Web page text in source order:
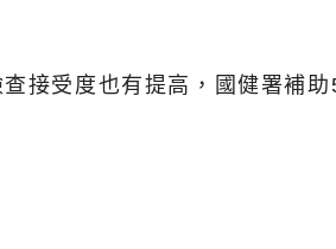
接受度也有提高，國健署補